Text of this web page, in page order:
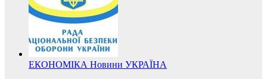
ЕКОНОМІКА Новини УКРАЇНА